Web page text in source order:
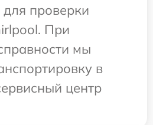
проверки
При
мы
в
центр